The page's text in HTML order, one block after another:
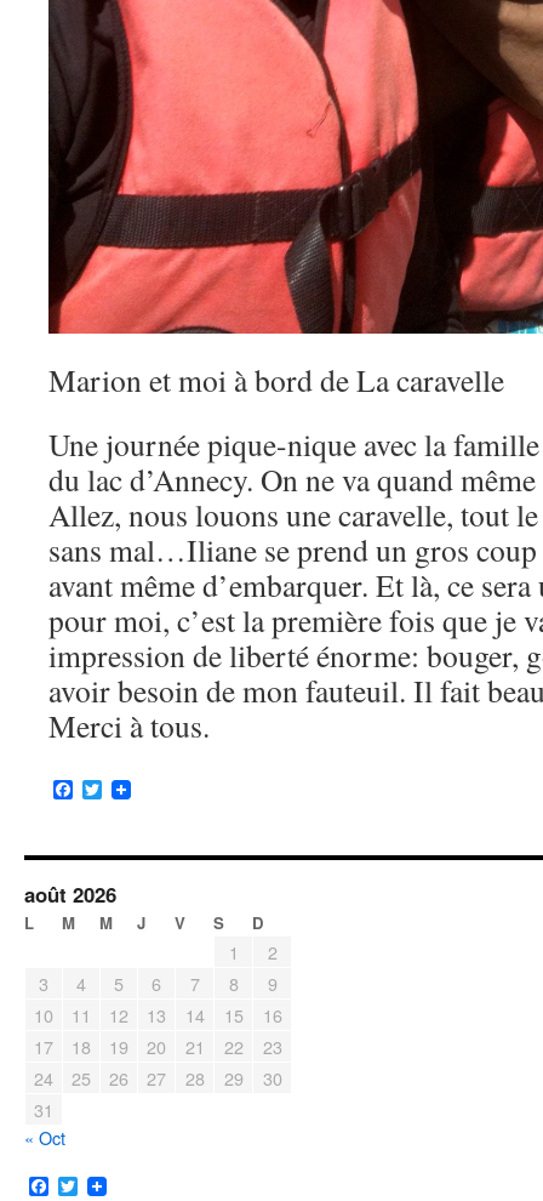
Marion et moi à bord de La caravelle
Une journée pique-nique avec la
du lac d’Annecy. On ne va quand
Allez, nous louons une caravelle, tout
sans mal…Iliane se prend un gros coup
avant même d’embarquer. Et là, ce
pour moi, c’est la première fois que je
impression de liberté énorme: bouger,
avoir besoin de mon fauteuil. Il fait
Merci à tous.
Facebook
Twitter
août 2026
L M M J V S D
1
2
3
4 5 6 7 8
9
10
11 12 13 14 15
16
17
18 19 20 21 22
23
24
25 26 27 28 29
30
31
« Oct
F T